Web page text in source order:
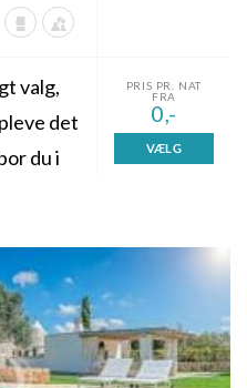
valg,
det
du i
PRIS PR. NAT
FRA
0,-
VÆLG